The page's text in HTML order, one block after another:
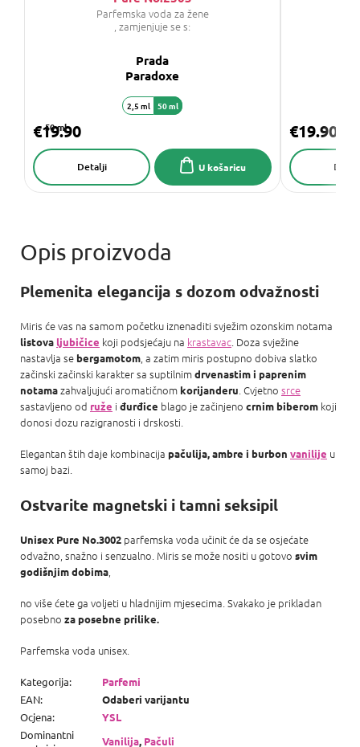
Parfemska voda za žene
, zamjenjuje se s:
Prada
Paradoxe
50 ml
€19.90
U košaricu
Detalji
2,5 ml 50 ml
€19.90
Plemenita elegancija s dozom odvažnosti
Miris će vas na samom početku iznenaditi svježim ozonskim notama
listova ljubičice koji podsjećaju na krastavac. Doza svježine
nastavlja se bergamotom, a zatim miris postupno dobiva slatko
začinski začinski karakter sa suptilnimdrvenastim i paprenim
notamazahvaljujući aromatičnom korijanderu. Cvjetno srce
sastavljeno od ruže i đurđice blago je začinjeno crnim biberom koji
donosi dozu razigranosti i drskosti.
Elegantan štih daje kombinacija pačulija, ambre i burbon vanilije u
samoj bazi.
Ostvarite magnetski i tamni seksipil
Unisex Pure No.3002 parfemska voda učinit će da se osjećate
odvažno, snažno i senzualno. Miris se može nositi u gotovo svim
godišnjim dobima,
no više ćete ga voljeti u hladnijim mjesecima. Svakako je prikladan
posebno za posebne prilike.
Parfemska voda unisex.
Kategorija:
Parfemi
EAN:
Odaberi varijantu
Ocjena:
YSL
Dominantni
Vanilija, Pačuli